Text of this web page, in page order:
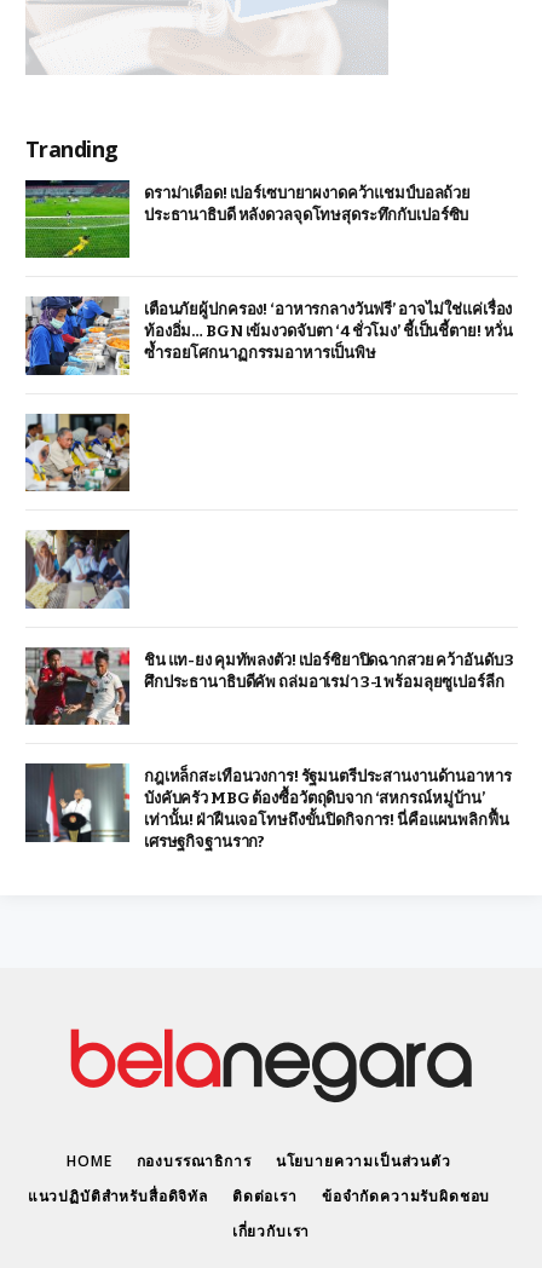
Tranding
ดราม่าเดือด! เปอร์เซบายาผงาดคว้าแชมป์บอลถ้วย
ประธานาธิบดี หลังดวลจุดโทษสุดระทึกกับเปอร์ซิบ
เตือนภัยผู้ปกครอง! ‘อาหารกลางวันฟรี’ อาจไม่ใช่แค่เรื่อง
ท้องอิ่ม… BGN เข้มงวดจับตา ‘4 ชั่วโมง’ ชี้เป็นชี้ตาย! หวั่น
ซ้ำรอยโศกนาฏกรรมอาหารเป็นพิษ
ชิน แท-ยง คุมทัพลงตัว! เปอร์ซิยาปิดฉากสวย คว้าอันดับ 3
ศึกประธานาธิบดีคัพ ถล่มอาเรม่า 3-1 พร้อมลุยซูเปอร์ลีก
กฎเหล็กสะเทือนวงการ! รัฐมนตรีประสานงานด้านอาหาร
บังคับครัว MBG ต้องซื้อวัตถุดิบจาก ‘สหกรณ์หมู่บ้าน’
เท่านั้น! ฝ่าฝืนเจอโทษถึงขั้นปิดกิจการ! นี่คือแผนพลิกฟื้น
เศรษฐกิจฐานราก?
HOME กองบรรณาธิการ
นโยบายความเป็นส่วนตัว
แนวปฏิบัติสำหรับสื่อดิจิทัล
ติดต่อเรา
ข้อจำกัดความรับผิดชอบ
เกี่ยวกับเรา